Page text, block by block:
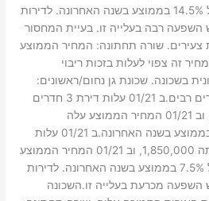
עלה ל 1,950.000. עלייה של 14.5% בממוצע בשנה האחרונה. לדירות
המסגרת תמ”א 38 יש השפעה רבה בעלייה זו. בעיית המחסור
צעירים. שורה תחתונה: המחיר הממוצע
למ”ר. מחיר זה צפוי לעלות בזכות ריבוי
בשכונה. שכונת גן נחום/ראשונים:
השכונה הותיקה מושכת צעירים רבים.ב 01/21 עלות דירת 3 חדרים
ממוצעת הייתה 1,480,000, וב 01/21 המחיר הממוצע עלה
ל1,575,000. עלייה של 7% בממוצע בשנה האחרונה.ב 01/21 עלות
דירת 4 חדרים ממוצעת הייתה 1,850,000, וב 01/21 המחיר הממוצע
עלה ל2,000,000. עלייה של 7.5% בממוצע בשנה האחרונה. לדירות
המסגרת תמ”א 38 יש השפעה מכרעת בעלייה זו.השכונה